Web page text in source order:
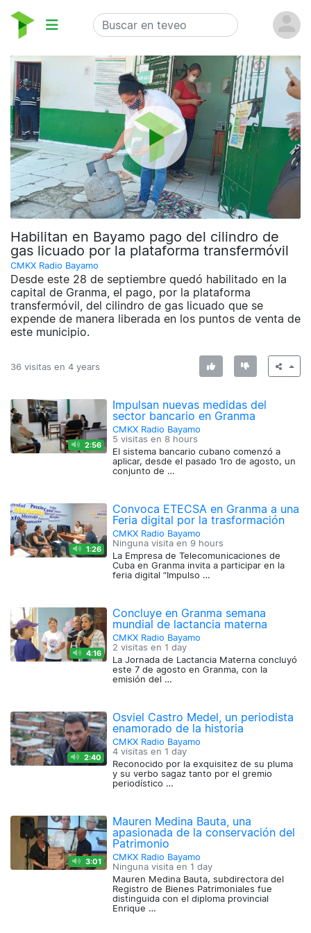
Habilitan en Bayamo pago del cilindro de
gas licuado por la plataforma transfermóvil
CMKX Radio Bayamo
Desde este 28 de septiembre quedó habilitado en la
capital de Granma, el pago, por la plataforma
transfermóvil, del cilindro de gas licuado que se
expende de manera liberada en los puntos de venta de
este municipio.
36 visitas en 4 years
2:56
Impulsan nuevas medidas del
sector bancario en Granma
CMKX Radio Bayamo
5 visitas en 8 hours
El sistema bancario cubano comenzó a
aplicar, desde el pasado 1ro de agosto, un
conjunto de …
1:26
Convoca ETECSA en Granma a una
Feria digital por la trasformación
CMKX Radio Bayamo
Ninguna visita en 9 hours
La Empresa de Telecomunicaciones de
Cuba en Granma invita a participar en la
feria digital “Impulso …
4:16
Concluye en Granma semana
mundial de lactancia materna
CMKX Radio Bayamo
2 visitas en 1 day
La Jornada de Lactancia Materna concluyó
este 7 de agosto en Granma, con la
emisión del …
2:40
Osviel Castro Medel, un periodista
enamorado de la historia
CMKX Radio Bayamo
4 visitas en 1 day
Reconocido por la exquisitez de su pluma
y su verbo sagaz tanto por el gremio
periodístico …
3:01
Mauren Medina Bauta, una
apasionada de la conservación del
Patrimonio
CMKX Radio Bayamo
Ninguna visita en 1 day
Mauren Medina Bauta, subdirectora del
Registro de Bienes Patrimoniales fue
distinguida con el diploma provincial
Enrique …